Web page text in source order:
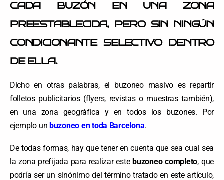
CADA BUZÓN EN UNA ZONA
PREESTABLECIDA, PERO SIN NINGÚN
CONDICIONANTE SELECTIVO DENTRO
DE ELLA.
Dicho en otras palabras, el buzoneo masivo es repartir
folletos publicitarios (flyers, revistas o muestras también),
en una zona geográfica y en todos los buzones. Por
ejemplo unbuzoneo en toda Barcelona.
De todas formas, hay que tener en cuenta que sea cual sea
la zona prefijada para realizar estebuzoneo completo, que
podría ser un sinónimo del término tratado en este artículo,